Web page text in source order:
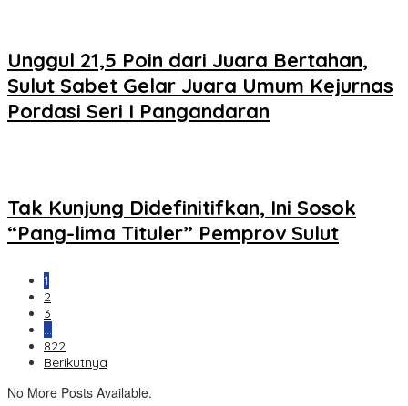
Unggul 21,5 Poin dari Juara Bertahan,
Sulut Sabet Gelar Juara Umum Kejurnas
Pordasi Seri I Pangandaran
Tak Kunjung Didefinitifkan, Ini Sosok
“Pang-lima Tituler” Pemprov Sulut
1
2
3
…
822
Berikutnya
No More Posts Available.